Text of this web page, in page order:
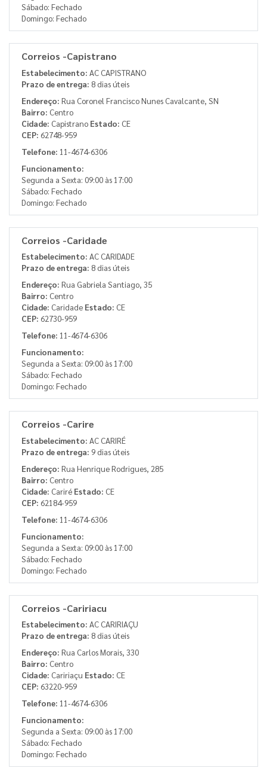
Sábado: Fechado
Domingo: Fechado
Correios -Capistrano
Estabelecimento: AC CAPISTRANO
Prazo de entrega: 8 dias úteis
Endereço: Rua Coronel Francisco Nunes Cavalcante, SN
Bairro: Centro
Cidade: Capistrano Estado: CE
CEP: 62748-959
Telefone: 11-4674-6306
Funcionamento:
Segunda a Sexta: 09:00 às 17:00
Sábado: Fechado
Domingo: Fechado
Correios -Caridade
Estabelecimento: AC CARIDADE
Prazo de entrega: 8 dias úteis
Endereço: Rua Gabriela Santiago, 35
Bairro: Centro
Cidade: Caridade Estado: CE
CEP: 62730-959
Telefone: 11-4674-6306
Funcionamento:
Segunda a Sexta: 09:00 às 17:00
Sábado: Fechado
Domingo: Fechado
Correios -Carire
Estabelecimento: AC CARIRÉ
Prazo de entrega: 9 dias úteis
Endereço: Rua Henrique Rodrigues, 285
Bairro: Centro
Cidade: Cariré Estado: CE
CEP: 62184-959
Telefone: 11-4674-6306
Funcionamento:
Segunda a Sexta: 09:00 às 17:00
Sábado: Fechado
Domingo: Fechado
Correios -Caririacu
Estabelecimento: AC CARIRIAÇU
Prazo de entrega: 8 dias úteis
Endereço: Rua Carlos Morais, 330
Bairro: Centro
Cidade: Caririaçu Estado: CE
CEP: 63220-959
Telefone: 11-4674-6306
Funcionamento:
Segunda a Sexta: 09:00 às 17:00
Sábado: Fechado
Domingo: Fechado